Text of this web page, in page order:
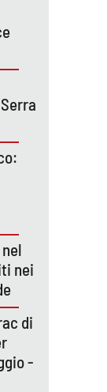
nei
di
-